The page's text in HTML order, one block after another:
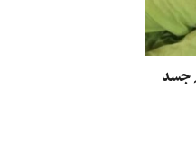
نجلۍ جسد